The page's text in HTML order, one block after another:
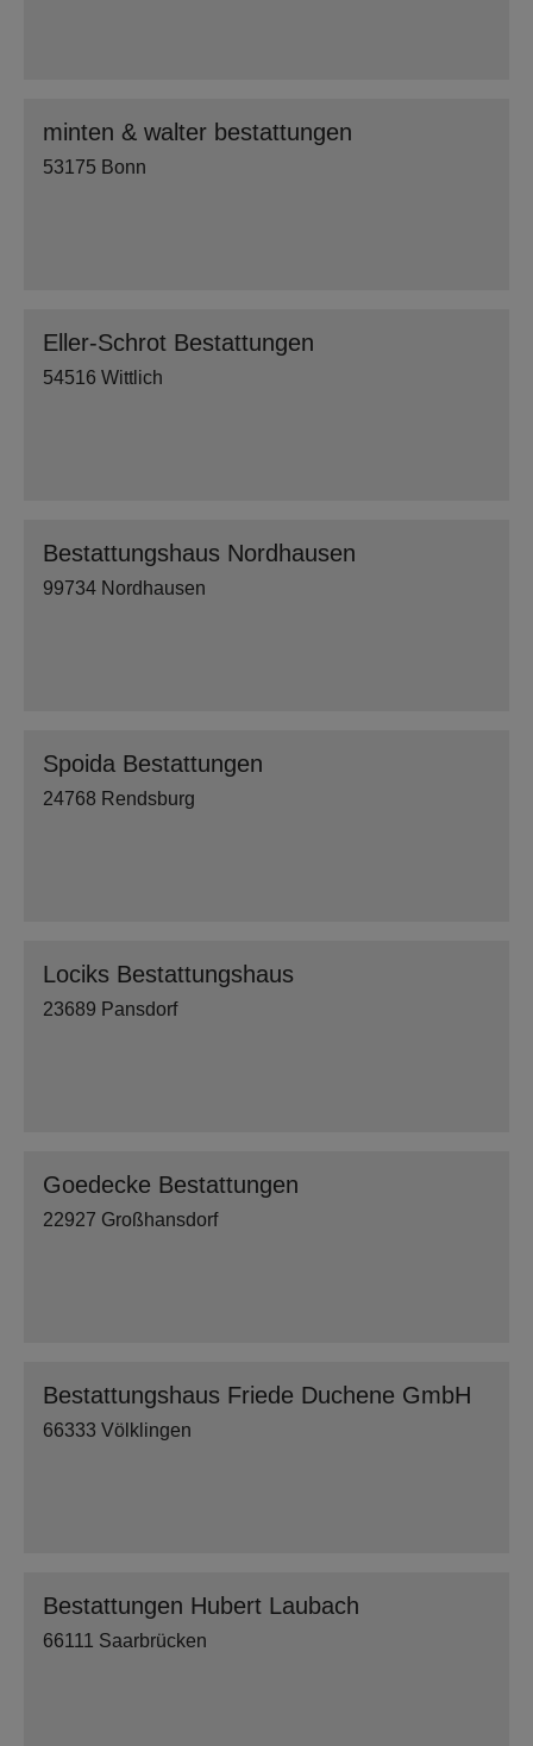
minten & walter bestattungen
53175 Bonn
Eller-Schrot Bestattungen
54516 Wittlich
Bestattungshaus Nordhausen
99734 Nordhausen
Spoida Bestattungen
24768 Rendsburg
Lociks Bestattungshaus
23689 Pansdorf
Goedecke Bestattungen
22927 Großhansdorf
Bestattungshaus Friede Duchene GmbH
66333 Völklingen
Bestattungen Hubert Laubach
66111 Saarbrücken